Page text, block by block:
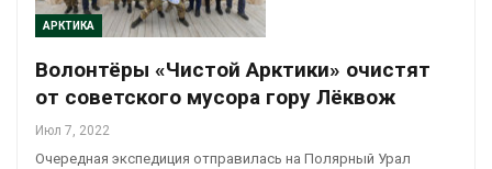
АРКТИКА
Волонтёры «Чистой Арктики» очистят
от советского мусора гору Лёквож
Июл 7, 2022
Очередная экспедиция отправилась на Полярный Урал